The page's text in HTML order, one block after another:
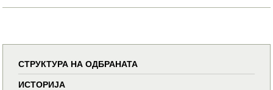
СТРУКТУРА НА ОДБРАНАТА
ИСТОРИЈА